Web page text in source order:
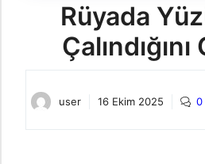
Rüyada
user 16 Ekim 2025 0